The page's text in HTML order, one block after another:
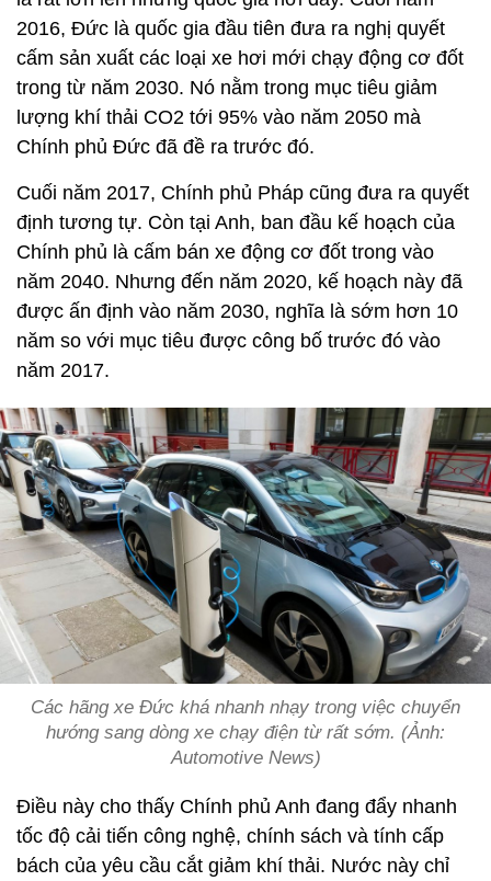
2016, Đức là quốc gia đầu tiên đưa ra nghị quyết
cấm sản xuất các loại xe hơi mới chạy động cơ đốt
trong từ năm 2030. Nó nằm trong mục tiêu giảm
lượng khí thải CO2 tới 95% vào năm 2050 mà
Chính phủ Đức đã đề ra trước đó.
Cuối năm 2017, Chính phủ Pháp cũng đưa ra quyết
định tương tự. Còn tại Anh, ban đầu kế hoạch của
Chính phủ là cấm bán xe động cơ đốt trong vào
năm 2040. Nhưng đến năm 2020, kế hoạch này đã
được ấn định vào năm 2030, nghĩa là sớm hơn 10
năm so với mục tiêu được công bố trước đó vào
năm 2017.
Các hãng xe Đức khá nhanh nhạy trong việc chuyển
hướng sang dòng xe chạy điện từ rất sớm. (Ảnh:
Automotive News)
Điều này cho thấy Chính phủ Anh đang đẩy nhanh
tốc độ cải tiến công nghệ, chính sách và tính cấp
bách của yêu cầu cắt giảm khí thải. Nước này chỉ